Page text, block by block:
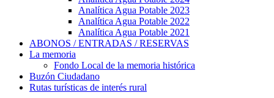
Analítica Agua Potable 2023
Analítica Agua Potable 2022
Analítica Agua Potable 2021
ABONOS / ENTRADAS / RESERVAS
La memoria
Fondo Local de la memoria histórica
Buzón Ciudadano
Rutas turísticas de interés rural